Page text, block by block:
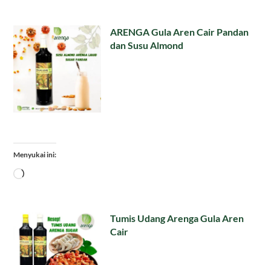
ARENGA Gula Aren Cair Pandan
dan Susu Almond
Menyukai ini:
Memuat...
Tumis Udang Arenga Gula Aren
Cair